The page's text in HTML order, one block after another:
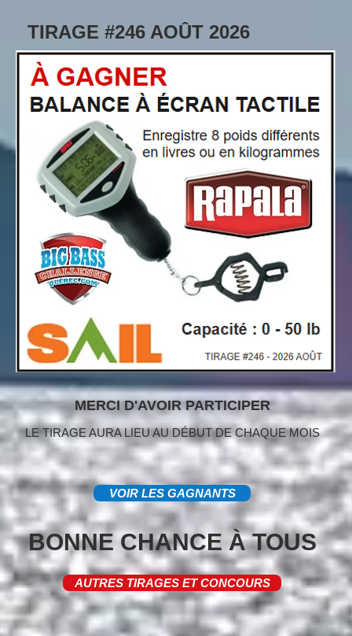
TIRAGE #246 AOÛT 2026
MERCI D'AVOIR PARTICIPER
LE TIRAGE AURA LIEU AU DÉBUT DE CHAQUE MOIS
VOIR LES GAGNANTS
BONNE CHANCE À TOUS
AUTRES TIRAGES ET CONCOURS